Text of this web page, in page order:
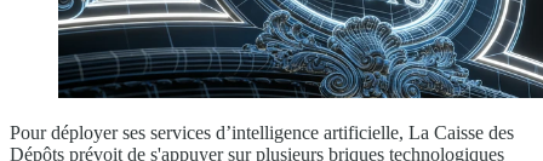
Pour déployer ses services d’intelligence artificielle, La Caisse des
Dépôts prévoit de s'appuyer sur plusieurs briques technologiques